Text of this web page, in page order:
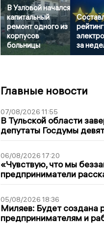
В Узловой начался
капитальный
ремонт одного из
корпусов
больницы
за
Главные новости
07/08/2026 11:55
В Тульской области
депутаты Госдумы
06/08/2026 17:20
«Чувствую, что мы
предприниматели
05/08/2026 18:36
Миляев: Будет создана
предпринимателям и